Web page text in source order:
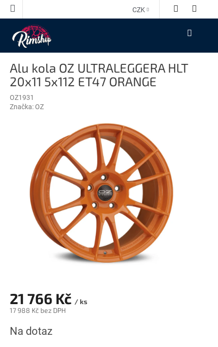
Přejít
CZK
NÁKUPNÍ
Alu kola OZ ULTRALEGGERA HLT
20x11 5x112 ET47 ORANGE
OZ1931
Značka: OZ
21 766 Kč / ks
17 988 Kč bez DPH
cena:
Na dotaz